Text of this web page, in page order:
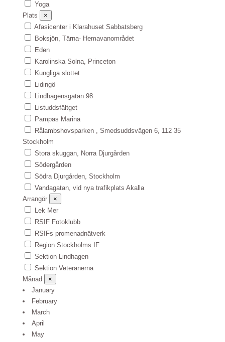
Yoga
Plats
×
Afasicenter i Klarahuset Sabbatsberg
Boksjön, Tärna- Hemavanområdet
Eden
Karolinska Solna, Princeton
Kungliga slottet
Lidingö
Lindhagensgatan 98
Listuddsfältget
Pampas Marina
Rålambshovsparken , Smedsuddsvägen 6, 112 35
Stockholm
Stora skuggan, Norra Djurgården
Södergården
Södra Djurgården, Stockholm
Vandagatan, vid nya trafikplats Akalla
Arrangör
×
Lek Mer
RSIF Fotoklubb
RSIFs promenadnätverk
Region Stockholms IF
Sektion Lindhagen
Sektion Veteranerna
Månad
×
January
February
March
April
May